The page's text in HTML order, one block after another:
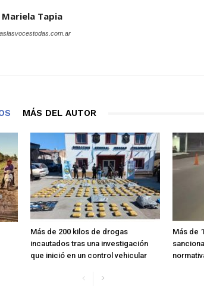
Mariela Tapia
MÁS DEL AUTOR
Más de 200 kilos de drogas
incautados tras una investigación
que inició en un control vehicular
Más de